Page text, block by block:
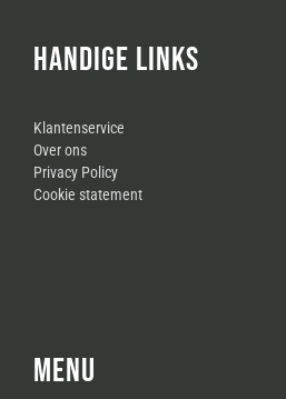
HANDIGE LINKS
Klantenservice
Over ons
Privacy Policy
Cookie statement
MENU